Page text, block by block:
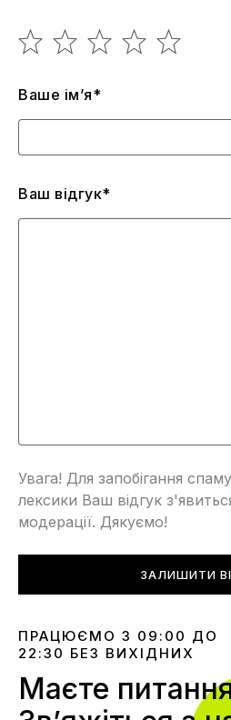
Ваше ім’я*
Ваш відгук*
Увага! Для запобігання
лексики Ваш відгук
модерації. Дякуємо!
ЗАЛИШИТИ
ПРАЦЮЄМО З 09:00 ДО
22:30 БЕЗ ВИХІДНИХ
Маєте